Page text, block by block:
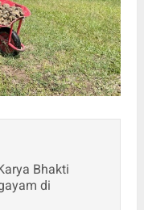
Bhakti
di